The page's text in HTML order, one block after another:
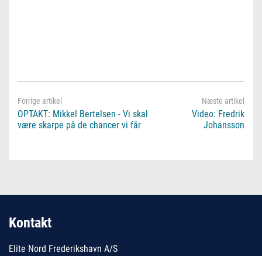
OPTAKT: Mikkel Bertelsen - Vi skal
være skarpe på de chancer vi får
Video: Fredrik
Johansson
Kontakt
Elite Nord Frederikshavn A/S